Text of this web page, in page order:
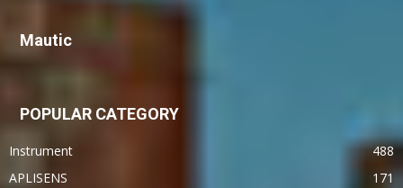
Mautic
POPULAR CATEGORY
Instrument
488
APLISENS
171